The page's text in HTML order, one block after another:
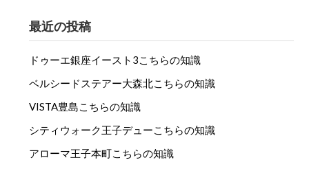
最近の投稿
ドゥーエ銀座イースト3こちらの知識
ベルシードステアー大森北こちらの知識
VISTA豊島こちらの知識
シティウォーク王子デューこちらの知識
アローマ王子本町こちらの知識